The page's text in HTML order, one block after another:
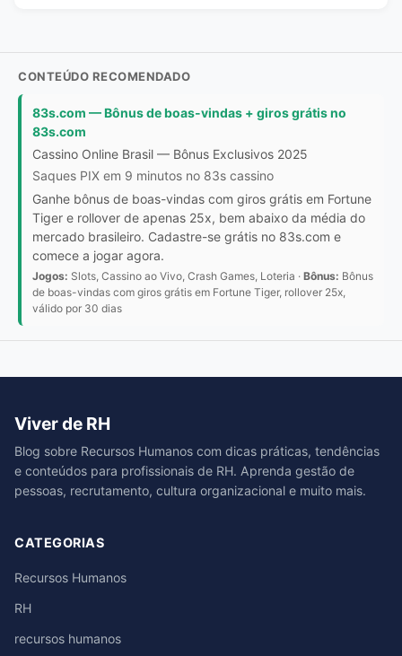
CONTEÚDO RECOMENDADO
83s.com — Bônus de boas-vindas + giros grátis no
83s.com
Cassino Online Brasil — Bônus Exclusivos 2025
Saques PIX em 9 minutos no 83s cassino
Ganhe bônus de boas-vindas com giros grátis em Fortune
Tiger e rollover de apenas 25x, bem abaixo da média do
mercado brasileiro. Cadastre-se grátis no 83s.com e
comece a jogar agora.
Jogos: Slots, Cassino ao Vivo, Crash Games, Loteria · Bônus: Bônus
de boas-vindas com giros grátis em Fortune Tiger, rollover 25x,
válido por 30 dias
Viver de RH
Blog sobre Recursos Humanos com dicas práticas, tendências
e conteúdos para profissionais de RH. Aprenda gestão de
pessoas, recrutamento, cultura organizacional e muito mais.
CATEGORIAS
Recursos Humanos
RH
recursos humanos